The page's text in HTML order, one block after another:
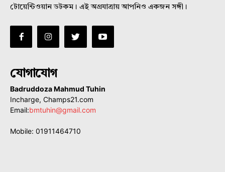
টোয়েন্টিওয়ান ডটকম। এই অগ্রযাত্রায় আপনিও একজন সঙ্গী।
যোগাযোগ
Badruddoza Mahmud Tuhin
Incharge, Champs21.com
Email:bmtuhin@gmail.com
Mobile: 01911464710